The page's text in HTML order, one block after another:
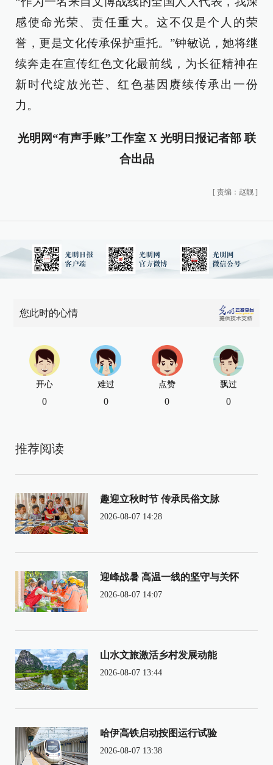
感使命光荣、责任重大。这不仅是个人的荣
誉，更是文化传承保护重托。”钟敏说，她将继
续奔走在宣传红色文化最前线，为长征精神在
新时代绽放光芒、红色基因赓续传承出一份
力。
光明网“有声手账”工作室 X 光明日报记者部 联
合出品
[ 责编：赵靓 ]
您此时的心情
开心
0
难过
0
点赞
0
飘过
0
推荐阅读
趣迎立秋时节 传承民俗文脉
2026-08-07 14:28
迎峰战暑 高温一线的坚守与关怀
2026-08-07 14:07
山水文旅激活乡村发展动能
2026-08-07 13:44
哈伊高铁启动按图运行试验
2026-08-07 13:38